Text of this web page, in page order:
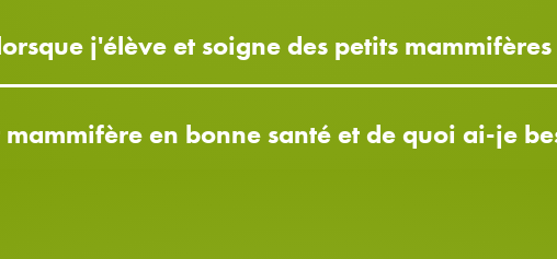
j'élève et soigne des petits
en bonne santé et de quoi ai-je